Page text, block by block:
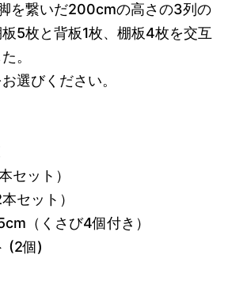
を繋いだ200cmの高さの3列の
5枚と背板1枚、棚板4枚を交互
。
選びください。
ット）
セット）
（くさび4個付き）
(2個)